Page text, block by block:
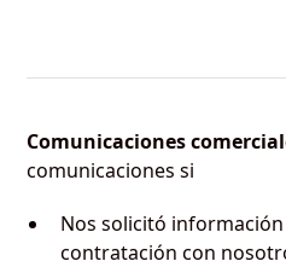
Comunicaciones
comunicaciones si
Nos solicitó
contratación con